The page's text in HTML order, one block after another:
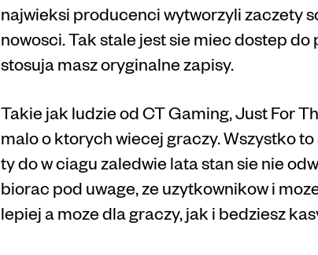
najwieksi producenci wytworzyli zaczety
nowosci. Tak stale jest sie miec dostep
stosuja masz oryginalne zapisy.
Takie jak ludzie od CT Gaming, Just For
malo o ktorych wiecej graczy. Wszystko
ty do w ciagu zaledwie lata stan sie nie
biorac pod uwage, ze uzytkownikow i
lepiej a moze dla graczy, jak i bedziesz